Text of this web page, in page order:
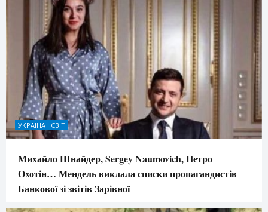
УКРАЇНА І СВІТ
Михайло Шнайдер, Sergey Naumovich, Петро
Охотін… Мендель виклала списки пропагандистів
Банкової зі звітів Зарівної